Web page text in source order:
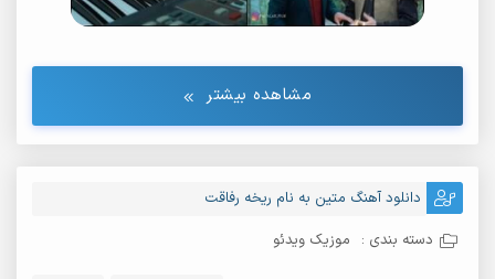
مشاهده بیشتر
دانلود آهنگ متین به نام ریخه رفاقت
دسته بندی : موزیک ویدئو